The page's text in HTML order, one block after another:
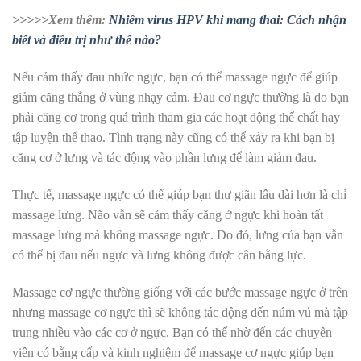
>>>>>Xem thêm: Nhiễm virus HPV khi mang thai: Cách nhận
biết và điều trị như thế nào?
Nếu cảm thấy đau nhức ngực, bạn có thể massage ngực để giúp
giảm căng thẳng ở vùng nhạy cảm. Đau cơ ngực thường là do bạn
phải căng cơ trong quá trình tham gia các hoạt động thể chất hay
tập luyện thể thao. Tình trạng này cũng có thể xảy ra khi bạn bị
căng cơ ở lưng và tác động vào phần lưng để làm giảm đau.
Thực tế, massage ngực có thể giúp bạn thư giãn lâu dài hơn là chỉ
massage lưng. Não vẫn sẽ cảm thấy căng ở ngực khi hoàn tất
massage lưng mà không massage ngực. Do đó, lưng của bạn vẫn
có thể bị đau nếu ngực và lưng không được cân bằng lực.
Massage cơ ngực thường giống với các bước massage ngực ở trên
nhưng massage cơ ngực thì sẽ không tác động đến núm vú mà tập
trung nhiều vào các cơ ở ngực. Bạn có thể nhờ đến các chuyên
viên có bằng cấp và kinh nghiệm để massage cơ ngực giúp bạn